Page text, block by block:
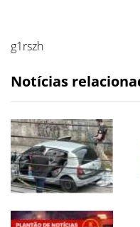
g1rszh
Notícias